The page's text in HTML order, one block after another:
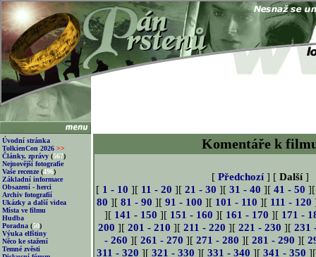
Úvodní stránka
TolkienCon 2026 >>
Články, zprávy (567)
Nejnovější fotografie
Vaše recenze (496)
Základní informace
Obsazení - herci
Archiv fotografií
Ukázky a další videa
Místa ve filmu
Hudba
Poradna (50)
Výuka elfštiny
Něco ke stažení
Temné zvěsti
Komentáře k
[ Předchozí] [ Další]
[ 1 - 10 ][ 11 - 20 ][ 21 - 30 ][ 31 - 40 ][ 41 - 50
80 ][81 - 90 ][91 - 100 ][ 101 - 110 ][ 111 - 120
][ 141 - 150 ][ 151 - 160 ][ 161 - 170 ][ 171 -
200 ][ 201 - 210 ][ 211 - 220 ][ 221 - 230 ][ 231
- 260 ][ 261 - 270 ][ 271 - 280 ][ 281 - 290 ][
311 - 320 ][ 321 - 330 ][ 331 - 340 ][ 341 - 350